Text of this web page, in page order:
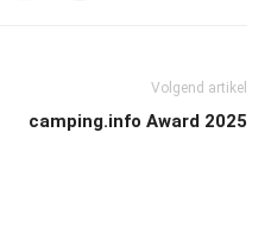
Volgend artikel
camping.info Award 2025